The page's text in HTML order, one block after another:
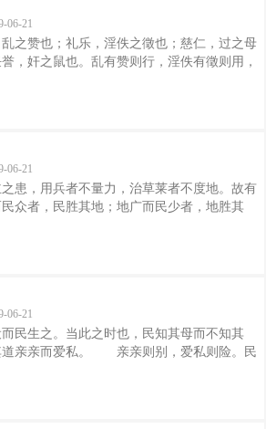
官者六：曰“岁”，曰“食”；曰“美”，
曰“志”，曰“行”。六者有朴，必削。三官之
六官之朴一人。以治法者，强；以治政者，
治者迁官。治大，国小；治小，国大。强
06-21
之赞也；礼乐，淫佚之徵也；慈仁，过之母
，奸之鼠也。乱有赞则行，淫佚有徵则用，
奸，则民亲其制。合而复者，善也；别而规
。章善，则过匿；任奸，则罪诛。过匿，则
；罪诛，则法胜民。 民胜法，国乱；法胜
。故曰：以良民治，必乱至削；以奸民治，
06-21
之患，用兵者不量力，治草莱者不度地。故有
众者，民胜其地；地广而民少者，地胜其
地者：山林居什一，薮泽居什一，薮谷流水
都邑蹊道居什四，此先王之正律也。故为国
小亩五百，足待一役，此地不任也；方土百
卒万人者，数小也。此其垦田足以食其民，
06-21
民生之。当此之时也，民知其母而不知其
道亲亲而爱私。 亲亲则别，爱私则险。民